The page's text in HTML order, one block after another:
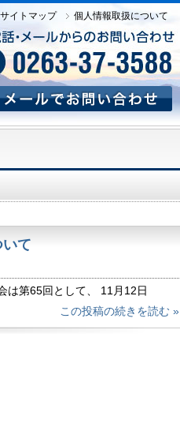
サイトマップ 個人情報取扱について
て
は第65回として、 11月12日
会事務局は安曇野赤十字病院様
この投稿の続きを読む »